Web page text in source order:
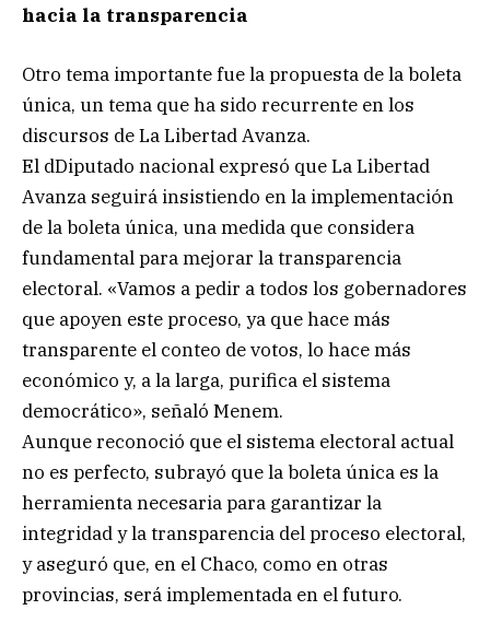
hacia la transparencia
Otro tema importante fue la propuesta de la boleta
única, un tema que ha sido recurrente en los
discursos de La Libertad Avanza.
El dDiputado nacional expresó que La Libertad
Avanza seguirá insistiendo en la implementación
de la boleta única, una medida que considera
fundamental para mejorar la transparencia
electoral. «Vamos a pedir a todos los gobernadores
que apoyen este proceso, ya que hace más
transparente el conteo de votos, lo hace más
económico y, a la larga, purifica el sistema
democrático», señaló Menem.
Aunque reconoció que el sistema electoral actual
no es perfecto, subrayó que la boleta única es la
herramienta necesaria para garantizar la
integridad y la transparencia del proceso electoral,
y aseguró que, en el Chaco, como en otras
provincias, será implementada en el futuro.